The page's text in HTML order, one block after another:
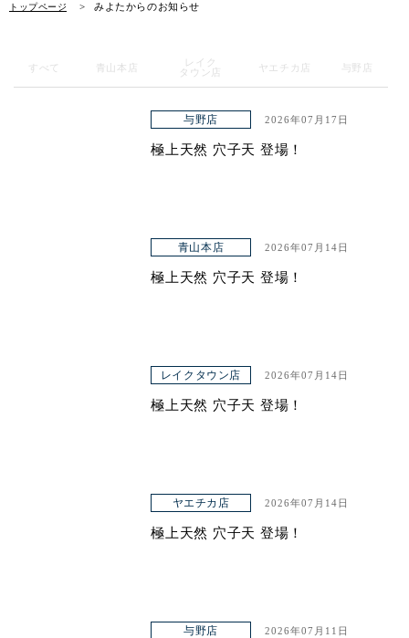
トップページ みよたからのお知らせ
メニュー 一覧
レイクタウン店
ヤエチカ店
店舗一覧
ヤエチカ店
与野店
アクセス
青山本店
すべて 青山本店
レイク
タウン店
ヤエチカ店 与野店
与野店 2026年07月17日
極上天然 穴子天 登場！
青山本店 2026年07月14日
極上天然 穴子天 登場！
レイクタウン店 2026年07月14日
極上天然 穴子天 登場！
ヤエチカ店 2026年07月14日
極上天然 穴子天 登場！
与野店 2026年07月11日